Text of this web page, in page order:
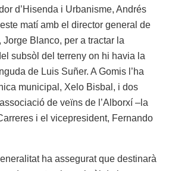
d’Hisenda i Urbanisme, Andrés
matí amb el director general de
Blanco, per a tractar la
subsòl del terreny on hi havia la
de Luis Suñer. A Gomis l’ha
municipal, Xelo Bisbal, i dos
de veïns de l’Alborxí –la
i el vicepresident, Fernando
ha assegurat que destinarà